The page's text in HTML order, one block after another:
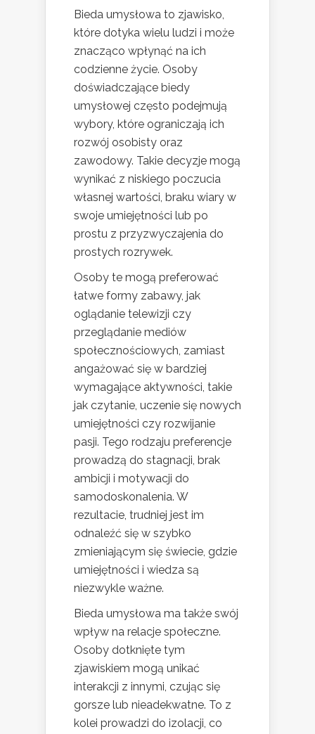
Bieda umysłowa to zjawisko,
które dotyka wielu ludzi i może
znacząco wpłynąć na ich
codzienne życie. Osoby
doświadczające biedy
umysłowej często podejmują
wybory, które ograniczają ich
rozwój osobisty oraz
zawodowy. Takie decyzje mogą
wynikać z niskiego poczucia
własnej wartości, braku wiary w
swoje umiejętności lub po
prostu z przyzwyczajenia do
prostych rozrywek.
Osoby te mogą preferować
łatwe formy zabawy, jak
oglądanie telewizji czy
przeglądanie mediów
społecznościowych, zamiast
angażować się w bardziej
wymagające aktywności, takie
jak czytanie, uczenie się nowych
umiejętności czy rozwijanie
pasji. Tego rodzaju preferencje
prowadzą do stagnacji, brak
ambicji i motywacji do
samodoskonalenia. W
rezultacie, trudniej jest im
odnaleźć się w szybko
zmieniającym się świecie, gdzie
umiejętności i wiedza są
niezwykle ważne.
Bieda umysłowa ma także swój
wpływ na relacje społeczne.
Osoby dotknięte tym
zjawiskiem mogą unikać
interakcji z innymi, czując się
gorsze lub nieadekwatne. To z
kolei prowadzi do izolacji, co